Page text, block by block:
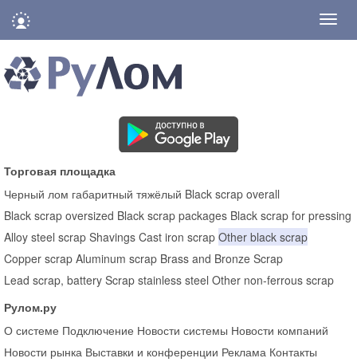
Торговая площадка
Черный лом габаритный тяжёлый Black scrap overall
Black scrap oversized Black scrap packages Black scrap for pressing
Alloy steel scrap Shavings Cast iron scrap Other black scrap
Copper scrap Aluminum scrap Brass and Bronze Scrap
Lead scrap, battery Scrap stainless steel Other non-ferrous scrap
Рулом.ру
О системе Подключение Новости системы Новости компаний
Новости рынка Выставки и конференции Реклама Контакты